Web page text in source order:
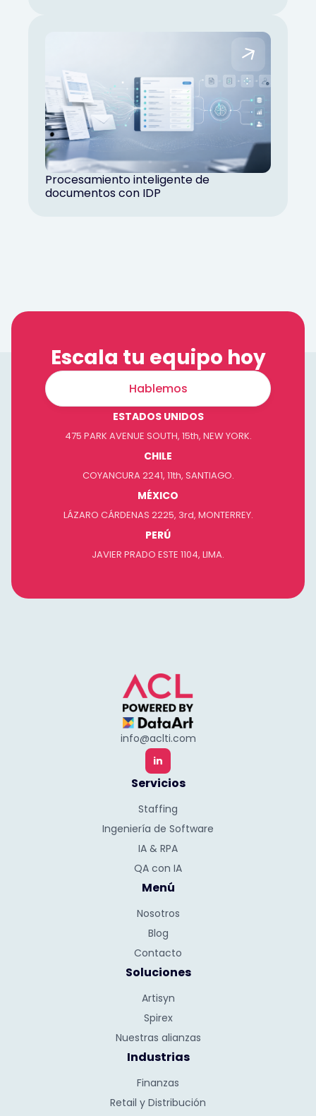
Procesamiento inteligente de
documentos con IDP
Escala tu equipo hoy
Hablemos
ESTADOS UNIDOS
475 PARK AVENUE SOUTH, 15th, NEW YORK.
CHILE
COYANCURA 2241, 11th, SANTIAGO.
MÉXICO
LÁZARO CÁRDENAS 2225, 3rd, MONTERREY.
PERÚ
JAVIER PRADO ESTE 1104, LIMA.
info@aclti.com
in
Servicios
Staffing
Ingeniería de Software
IA & RPA
QA con IA
Menú
Nosotros
Blog
Contacto
Soluciones
Artisyn
Spirex
Nuestras alianzas
Industrias
Finanzas
Retail y Distribución